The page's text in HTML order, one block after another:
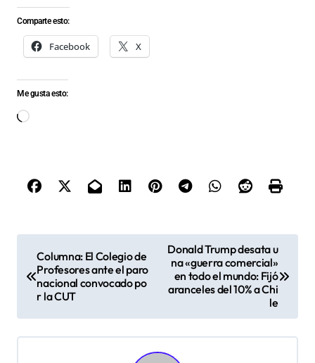
Comparte esto:
Facebook X
Me gusta esto:
Cargando...
e
g
Columna: El Colegio de
Profesores ante el paro
nacional convocado po
r la CUT
Donald Trump desata u
na «guerra comercial»
en todo el mundo: Fijó
aranceles del 10% a Chi
le